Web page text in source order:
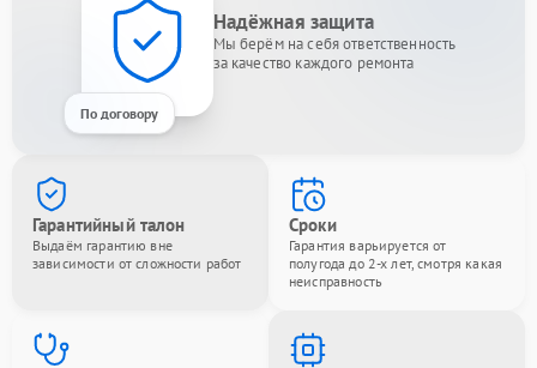
По договору
Надёжная защита
Мы берём на себя ответственность
за качество каждого ремонта
Гарантийный талон
Выдаём гарантию вне
зависимости от сложности работ
Сроки
Гарантия варьируется от
полугода до 2-х лет, смотря какая
неисправность